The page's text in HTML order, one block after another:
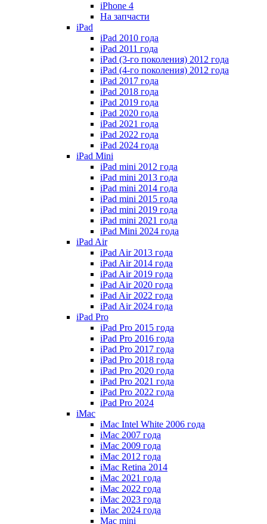
iPhone 4
На запчасти
iPad
iPad 2010 года
iPad 2011 года
iPad (3-го поколения) 2012 года
iPad (4-го поколения) 2012 года
iPad 2017 года
iPad 2018 года
iPad 2019 года
iPad 2020 года
iPad 2021 года
iPad 2022 года
iPad 2024 года
iPad Mini
iPad mini 2012 года
iPad mini 2013 года
iPad mini 2014 года
iPad mini 2015 года
iPad mini 2019 года
iPad mini 2021 года
iPad Mini 2024 года
iPad Air
iPad Air 2013 года
iPad Air 2014 года
iPad Air 2019 года
iPad Air 2020 года
iPad Air 2022 года
iPad Air 2024 года
iPad Pro
iPad Pro 2015 года
iPad Pro 2016 года
iPad Pro 2017 года
iPad Pro 2018 года
iPad Pro 2020 года
iPad Pro 2021 года
iPad Pro 2022 года
iPad Pro 2024
iMac
iMac Intel White 2006 года
iMac 2007 года
iMac 2009 года
iMac 2012 года
iMac Retina 2014
iMac 2021 года
iMac 2022 года
iMac 2023 года
iMac 2024 года
Mac mini